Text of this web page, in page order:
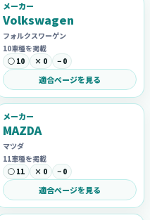
メーカー
Volkswagen
フォルクスワーゲン
10車種を掲載
○ 10
× 0 − 0
適合ページを見る
メーカー
MAZDA
マツダ
11車種を掲載
○ 11
× 0 − 0
適合ページを見る